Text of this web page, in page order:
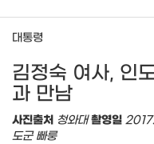
대통령
김정숙 여사, 인
과 만남
사진출처 청와대 촬영일
도군 빠룽